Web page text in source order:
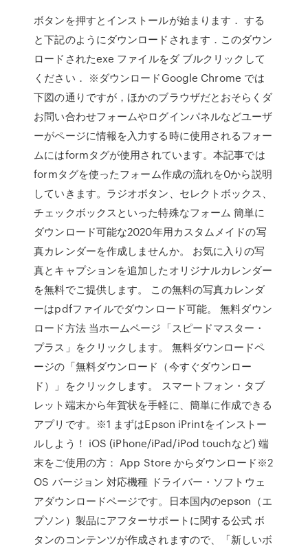
ボタンを押すとインストールが始まります． する
と下記のようにダウンロードされます．このダウン
ロードされたexe ファイルをダ ブルクリックして
ください． ※ダウンロードGoogle Chrome では
下図の通りですが，ほかのブラウザだとおそらくダ
お問い合わせフォームやログインパネルなどユーザ
ーがページに情報を入力する時に使用されるフォー
ムにはformタグが使用されています。本記事では
formタグを使ったフォーム作成の流れを0から説明
していきます。ラジオボタン、セレクトボックス、
チェックボックスといった特殊なフォーム 簡単に
ダウンロード可能な2020年用カスタムメイドの写
真カレンダーを作成しませんか。 お気に入りの写
真とキャプションを追加したオリジナルカレンダー
を無料でご提供します。 この無料の写真カレンダ
ーはpdfファイルでダウンロード可能。 無料ダウン
ロード方法 当ホームページ「スピードマスター・
プラス」をクリックします。 無料ダウンロードペ
ージの「無料ダウンロード（今すぐダウンロー
ド）」をクリックします。 スマートフォン・タブ
レット端末から年賀状を手軽に、簡単に作成できる
アプリです。※1 まずはEpson iPrintをインストー
ルしよう！ iOS (iPhone/iPad/iPod touchなど) 端
末をご使用の方： App Store からダウンロード※2
OS バージョン 対応機種 ドライバー・ソフトウェ
アダウンロードページです。日本国内のepson（エ
プソン）製品にアフターサポートに関する公式 ボ
タンのコンテンツが作成されますので、「新しいボ